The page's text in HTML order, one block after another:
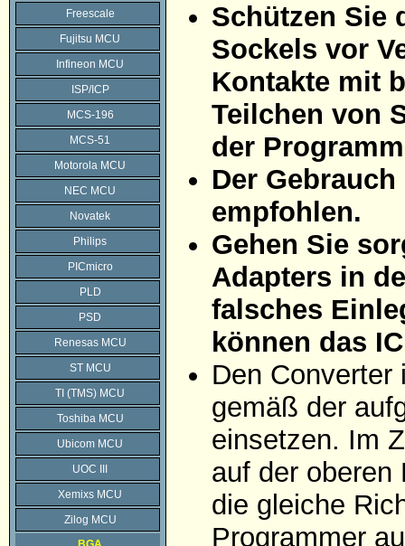
Freescale
Fujitsu MCU
Infineon MCU
ISP/ICP
MCS-196
MCS-51
Motorola MCU
NEC MCU
Novatek
Philips
PICmicro
PLD
PSD
Renesas MCU
ST MCU
TI (TMS) MCU
Toshiba MCU
Ubicom MCU
UOC III
Xemixs MCU
Zilog MCU
Schützen Sie
Sockels vor
Kontakte mit
Teilchen von
der
Der
empfohlen.
Gehen Sie
Adapters in
falsches
können das
Den
gemäß der
einsetzen. Im
auf der
die gleiche
Programmer